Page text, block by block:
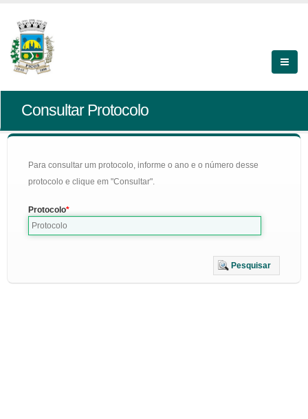
Consultar Protocolo
Para consultar um protocolo, informe o ano e o número desse
protocolo e clique em "Consultar".
Protocolo
Pesquisar